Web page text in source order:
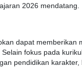
2026 mendatang.
dapat memberikan
fokus pada
pendidikan karakter,